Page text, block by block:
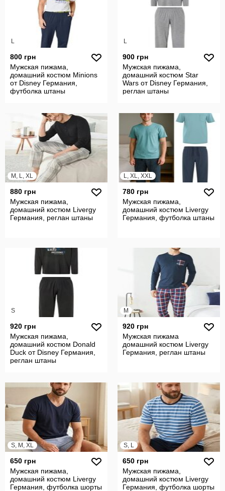
L
800 грн
Мужская пижама,
домашний костюм Minions
от Disney Германия,
футболка штаны
L
900 грн
Мужская пижама,
домашний костюм Star
Wars от Disney Германия,
реглан штаны
M, L, XL
880 грн
Мужская пижама,
домашний костюм Livergy
Германия, реглан штаны
L, XL, XXL
780 грн
Мужская пижама,
домашний костюм Livergy
Германия, футболка штаны
S
920 грн
Мужская пижама,
домашний костюм Donald
Duck от Disney Германия,
реглан штаны
M
920 грн
Мужская пижама
домашний костюм Livergy
Германия, реглан штаны
S, M, XL
650 грн
Мужская пижама,
домашний костюм Livergy
Германия, футболка шорты
S, L
650 грн
Мужская пижама,
домашний костюм Livergy
Германия, футболка шорты